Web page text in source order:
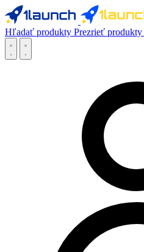
Hľadať produkty Prezrieť produkty